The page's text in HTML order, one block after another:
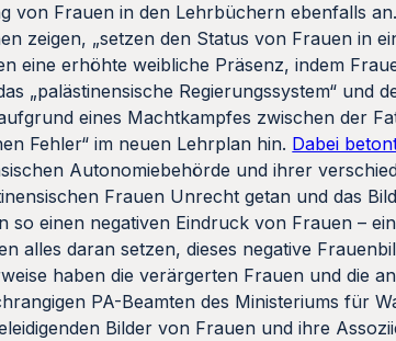
von Frauen in den Lehrbüchern ebenfalls
zeigen, „setzen den Status von Frauen in
eine erhöhte weibliche Präsenz, indem
„palästinensische Regierungssystem“ und
eines Machtkampfes zwischen der
Fehler“ im neuen Lehrplan hin. Dabei
Autonomiebehörde und ihrer
Frauen Unrecht getan und das
so einen negativen Eindruck von Frauen –
alles daran setzen, dieses negative
haben die verärgerten Frauen und die
PA-Beamten des Ministeriums für
Bilder von Frauen und ihre